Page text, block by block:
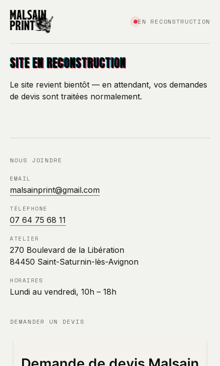
EN RECONSTRUCTION
SITE EN RECONSTRUCTION
Le site revient bientôt — en attendant, vos demandes
de devis sont traitées normalement.
NOUS JOINDRE
EMAIL
malsainprint@gmail.com
TÉLÉPHONE
07 64 75 68 11
ATELIER
270 Boulevard de la Libération
84450 Saint-Saturnin-lès-Avignon
HORAIRES
Lundi au vendredi, 10h – 18h
DEMANDER UN DEVIS